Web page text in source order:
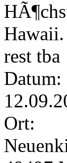
Hawaii.
rest tba
Datum:
Ort: